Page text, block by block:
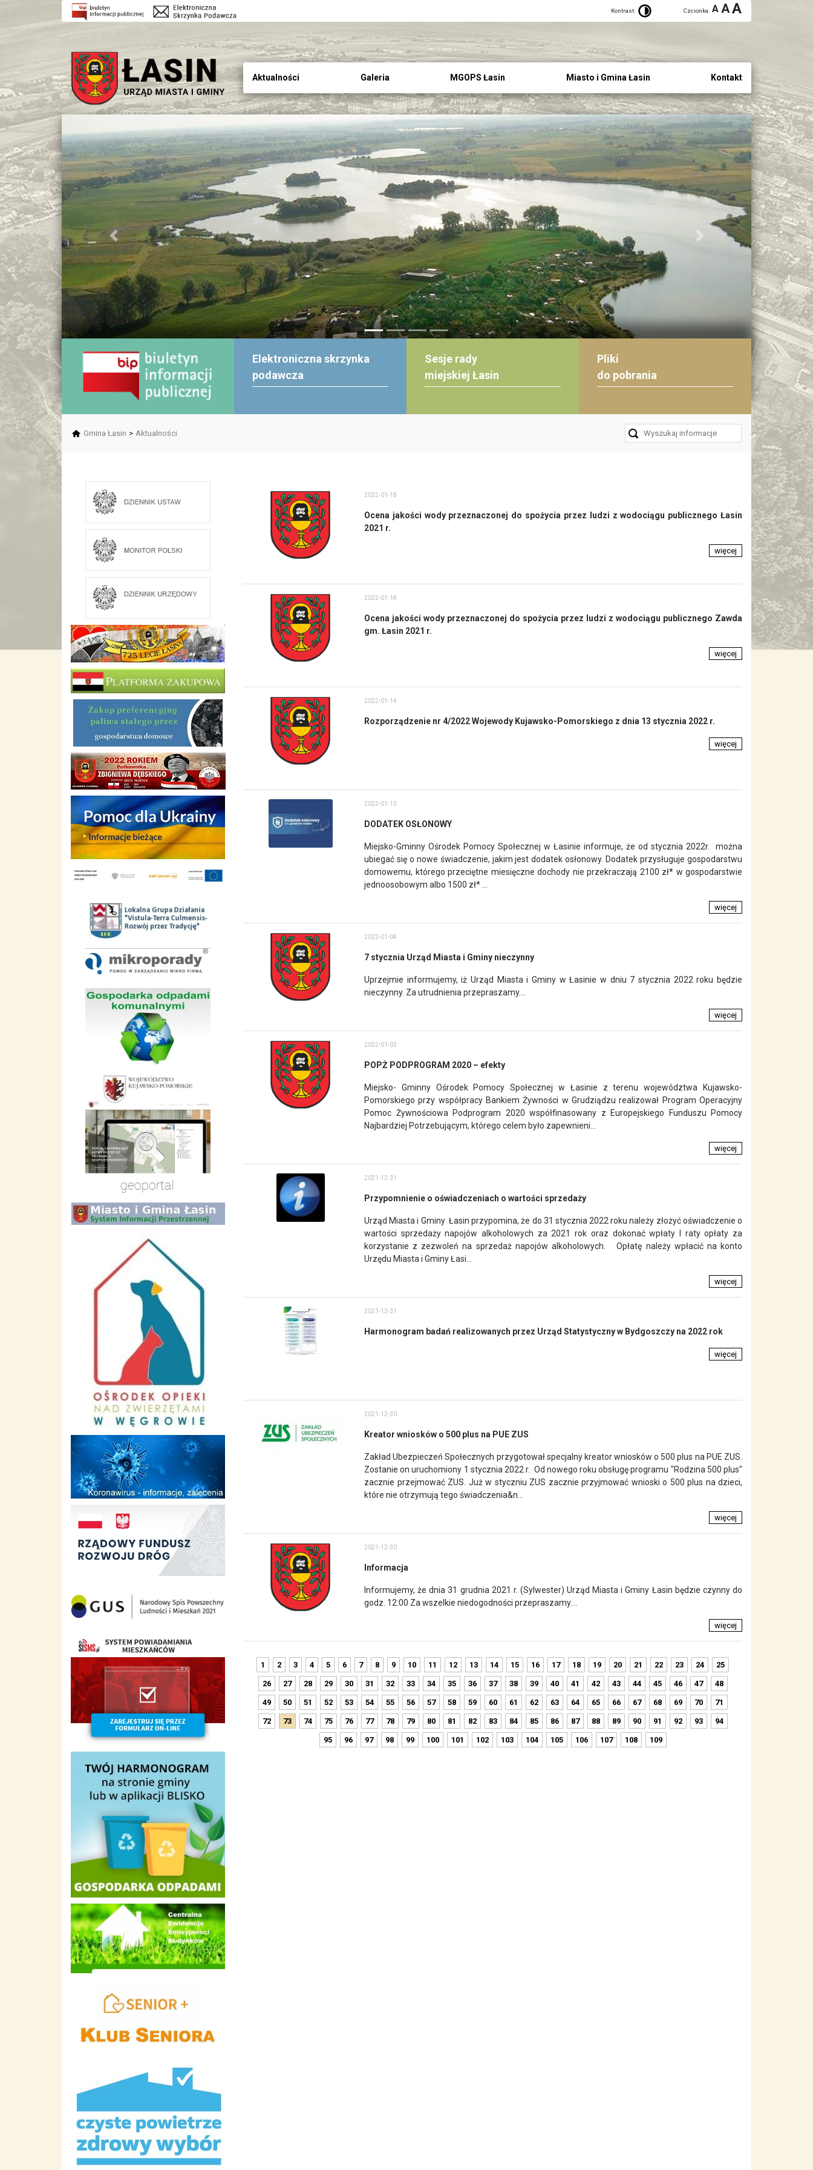
Kontrast: Czcionka: A AA
Aktualności Galeria MGOPS Łasin Miasto i Gmina Łasin Kontakt
Previous Next
Elektroniczna skrzynka
podawcza
Sesje rady
miejskiej Łasin
Pliki
do pobrania
Gmina Łasin > Aktualności
2022-01-18
Ocena jakości wody przeznaczonej do spożycia przez ludzi z wodociągu publicznego Łasin
2021 r.
więcej
2022-01-18
Ocena jakości wody przeznaczonej do spożycia przez ludzi z wodociągu publicznego Zawda
gm. Łasin 2021 r.
więcej
2022-01-14
Rozporządzenie nr 4/2022 Wojewody Kujawsko-Pomorskiego z dnia 13 stycznia 2022 r.
więcej
2022-01-13
DODATEK OSŁONOWY
Miejsko-Gminny Ośrodek Pomocy Społecznej w Łasinie informuje, że od stycznia 2022r. można
ubiegać się o nowe świadczenie, jakim jest dodatek osłonowy. Dodatek przysługuje gospodarstwu
domowemu, którego przeciętne miesięczne dochody nie przekraczają 2100 zł* w gospodarstwie
jednoosobowym albo 1500 zł* ...
więcej
2022-01-04
7 stycznia Urząd Miasta i Gminy nieczynny
Uprzejmie informujemy, iż Urząd Miasta i Gminy w Łasinie w dniu 7 stycznia 2022 roku będzie
nieczynny. Za utrudnienia przepraszamy....
więcej
2022-01-03
POPŻ PODPROGRAM 2020 – efekty
Miejsko- Gminny Ośrodek Pomocy Społecznej w Łasinie z terenu województwa Kujawsko-
Pomorskiego przy współpracy Bankiem Żywności w Grudziądzu realizował Program Operacyjny
Pomoc Żywnościowa Podprogram 2020 współfinasowany z Europejskiego Funduszu Pomocy
Najbardziej Potrzebującym, którego celem było zapewnieni...
więcej
2021-12-31
Przypomnienie o oświadczeniach o wartości sprzedaży
Urząd Miasta i Gminy Łasin przypomina, że do 31 stycznia 2022 roku należy złożyć oświadczenie o
wartości sprzedaży napojów alkoholowych za 2021 rok oraz dokonać wpłaty I raty opłaty za
korzystanie z zezwoleń na sprzedaż napojów alkoholowych. Opłatę należy wpłacić na konto
Urzędu Miasta i Gminy Łasi...
więcej
2021-12-31
Harmonogram badań realizowanych przez Urząd Statystyczny w Bydgoszczy na 2022 rok
więcej
2021-12-30
Kreator wniosków o 500 plus na PUE ZUS
Zakład Ubezpieczeń Społecznych przygotował specjalny kreator wniosków o 500 plus na PUE ZUS.
Zostanie on uruchomiony 1 stycznia 2022 r. Od nowego roku obsługę programu "Rodzina 500 plus"
zacznie przejmować ZUS. Już w styczniu ZUS zacznie przyjmować wnioski o 500 plus na dzieci,
które nie otrzymują tego świadczenia&n...
więcej
2021-12-30
Informacja
Informujemy, że dnia 31 grudnia 2021 r. (Sylwester) Urząd Miasta i Gminy Łasin będzie czynny do
godz. 12:00 Za wszelkie niedogodności przepraszamy....
więcej
1 2 3 4 5 6 7 8 9 10 11 12 13 14 15 16 17 18 19 20 21 22 23 24 25
26 27 28 29 30 31 32 33 34 35 36 37 38 39 40 41 42 43 44 45 46 47 48
49 50 51 52 53 54 55 56 57 58 59 60 61 62 63 64 65 66 67 68 69 70 71
72 73 74 75 76 77 78 79 80 81 82 83 84 85 86 87 88 89 90 91 92 93 94
95 96 97 98 99 100 101 102 103 104 105 106 107 108 109